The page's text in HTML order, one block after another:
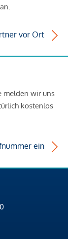
vor Ort
melden wir uns
kostenlos
ein